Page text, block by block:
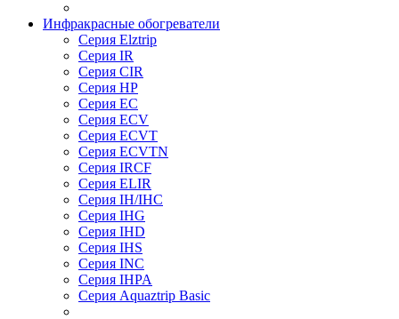
Инфракрасные обогреватели
Серия Elztrip
Серия IR
Серия CIR
Серия HP
Серия EC
Серия ECV
Серия ECVT
Серия ECVTN
Серия IRCF
Серия ELIR
Серия IH/IHC
Серия IHG
Серия IHD
Серия IHS
Серия INC
Серия IHPA
Серия Aquaztrip Basic